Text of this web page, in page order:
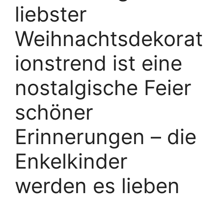
liebster
Weihnachtsdekorat
ionstrend ist eine
nostalgische Feier
schöner
Erinnerungen – die
Enkelkinder
werden es lieben